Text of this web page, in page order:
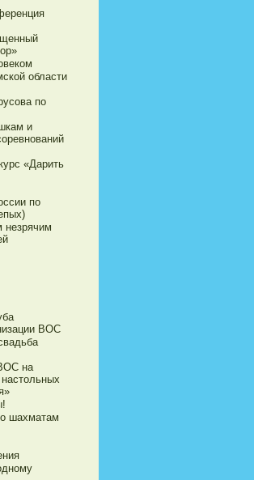
области
по
и
«Дарить
по
незрячим
ВОС
на
шахматам